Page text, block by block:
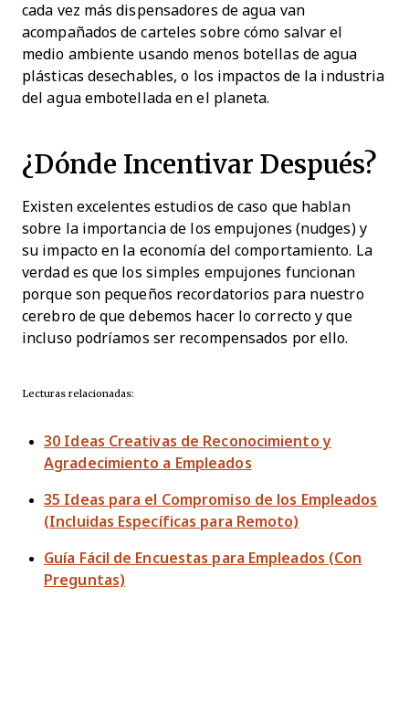
cada vez más dispensadores de agua van
acompañados de carteles sobre cómo salvar el
medio ambiente usando menos botellas de agua
plásticas desechables, o los impactos de la industria
del agua embotellada en el planeta.
¿Dónde Incentivar Después?
Existen excelentes estudios de caso que hablan
sobre la importancia de los empujones (nudges) y
su impacto en la economía del comportamiento. La
verdad es que los simples empujones funcionan
porque son pequeños recordatorios para nuestro
cerebro de que debemos hacer lo correcto y que
incluso podríamos ser recompensados por ello.
Lecturas relacionadas:
30 Ideas Creativas de Reconocimiento y
Agradecimiento a Empleados
35 Ideas para el Compromiso de los Empleados
(Incluidas Específicas para Remoto)
Guía Fácil de Encuestas para Empleados (Con
Preguntas)